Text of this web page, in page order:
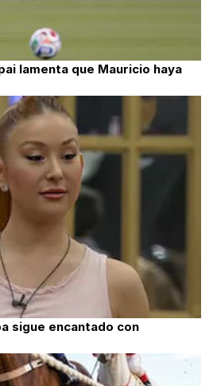
lamenta que Mauricio haya
sigue encantado con